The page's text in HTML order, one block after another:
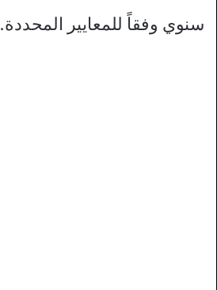
سنوي وفقاً للمعايير المحددة.